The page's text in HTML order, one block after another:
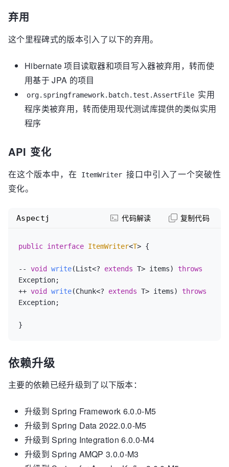
弃用
这个里程碑式的版本引入了以下的弃用。
Hibernate 项目读取器和项目写入器被弃用，转而使
用基于 JPA 的项目
org.springframework.batch.test.AssertFile 实用
程序类被弃用，转而使用现代测试库提供的类似实用
程序
API 变化
在这个版本中，在 ItemWriter 接口中引入了一个突破性
变化。
public interface ItemWriter<T> {
-- void write(List<? extends T> items)
throws
Exception;
++ void write(Chunk<? extends T> items)
throws
Exception;
Aspectj 代码解读 复制代码
依赖升级
主要的依赖已经升级到了以下版本：
升级到 Spring Framework 6.0.0-M5
升级到 Spring Data 2022.0.0-M5
升级到 Spring Integration 6.0.0-M4
升级到 Spring AMQP 3.0.0-M3